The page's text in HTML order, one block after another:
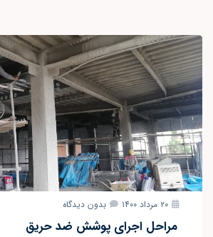
۲۰ مرداد ۱۴۰۰ بدون دیدگاه
مراحل اجرای پوشش ضد حریق